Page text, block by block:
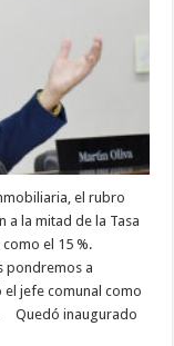
el rubro
a la mitad de la Tasa
el 15 %.
pondremos a
el jefe comunal como
Quedó inaugurado